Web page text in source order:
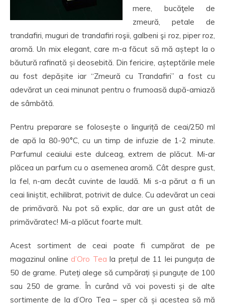
mere, bucăţele de
zmeură, petale de
trandafiri, muguri de trandafiri roşii, galbeni şi roz, piper roz,
aromă. Un mix elegant, care m-a făcut să mă aștept la o
băutură rafinată și deosebită. Din fericire, așteptările mele
au fost depășite iar “Zmeură cu Trandafiri” a fost cu
adevărat un ceai minunat pentru o frumoasă după-amiază
de sâmbătă.
Pentru preparare se folosește o linguriță de ceai/250 ml
de apă la 80-90°C, cu un timp de infuzie de 1-2 minute.
Parfumul ceaiului este dulceag, extrem de plăcut. Mi-ar
plăcea un parfum cu o asemenea aromă. Cât despre gust,
la fel, n-am decât cuvinte de laudă. Mi s-a părut a fi un
ceai liniștit, echilibrat, potrivit de dulce. Cu adevărat un ceai
de primăvară. Nu pot să explic, dar are un gust atât de
primăvăratec! Mi-a plăcut foarte mult.
Acest sortiment de ceai poate fi cumpărat de pe
magazinul online d’Oro Tea la prețul de 11 lei punguța de
50 de grame. Puteți alege să cumpărați și punguțe de 100
sau 250 de grame. În curând vă voi povesti și de alte
sortimente de la d’Oro Tea – sper că și acestea să mă